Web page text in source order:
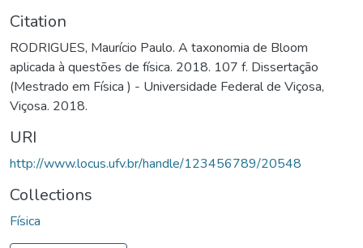
Citation
RODRIGUES, Maurício Paulo. A taxonomia de Bloom
aplicada à questões de física. 2018. 107 f. Dissertação
(Mestrado em Física ) - Universidade Federal de Viçosa,
Viçosa. 2018.
URI
http://www.locus.ufv.br/handle/123456789/20548
Collections
Física